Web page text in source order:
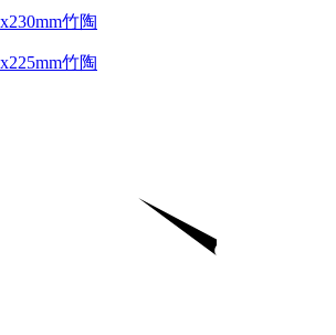
竹陶
竹陶